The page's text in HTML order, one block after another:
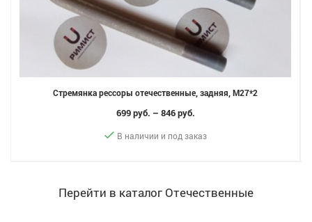
Стремянка рессоры отечественные, задняя, M27*2
699 руб. – 846 руб.
В наличии и под заказ
Перейти в каталог Отечественные